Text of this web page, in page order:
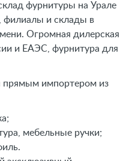
фурнитуры на Урале
филиалы и склады в
Огромная дилерская
и ЕАЭС, фурнитура для
прямым импортером из
мебельные ручки;